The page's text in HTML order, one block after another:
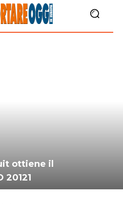
ottiene il
20121